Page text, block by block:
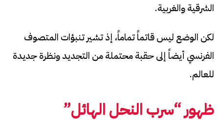
الشرقية والغربية.
لكن الوضع ليس قاتماً تماماً، إذ تشير تنبؤات المتصوف
الفرنسي أيضاً إلى حقبة محتملة من التجديد ونظرة جديدة
للعالم.
ظهور “سرب النحل الهائل”